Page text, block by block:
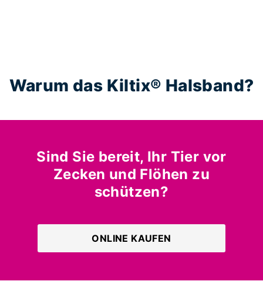
Warum das Kiltix® Halsband?
Sind Sie bereit, Ihr Tier vor
Zecken und Flöhen zu
schützen?
ONLINE KAUFEN